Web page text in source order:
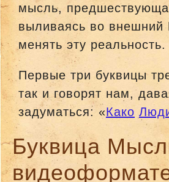
мысль,
выливаясь во
менять эту реальность.
Первые три буквицы
так и говорят нам,
задуматься: «Како
Буквица